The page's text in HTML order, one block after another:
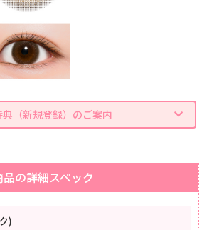
典（新規登録）のご案内
品の詳細スペック
)